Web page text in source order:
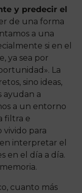
y predecir el
de una forma
a una
si en el
ya sea por
La
sino ideas,
ayudan a
a un entorno
filtra e
para
interpretar el
en el día a día.
cuanto más